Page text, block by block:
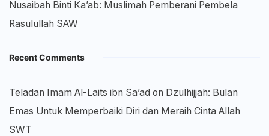
Nusaibah Binti Ka’ab: Muslimah Pemberani Pembela
Rasulullah SAW
Recent Comments
Teladan Imam Al-Laits ibn Sa’ad on Dzulhijjah: Bulan
Emas Untuk Memperbaiki Diri dan Meraih Cinta Allah
SWT